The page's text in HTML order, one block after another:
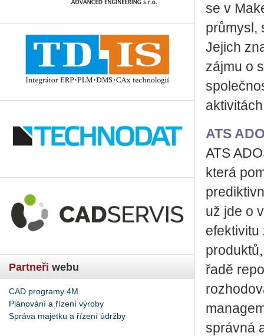
Partneři webu
CAD programy 4M
Plánování a řízení výroby
Správa majetku a řízení údržby
se v
průmysl,
Jejich
zájmu o
ATS
ATS
která
už jde o
efektivitu
řadě
správná